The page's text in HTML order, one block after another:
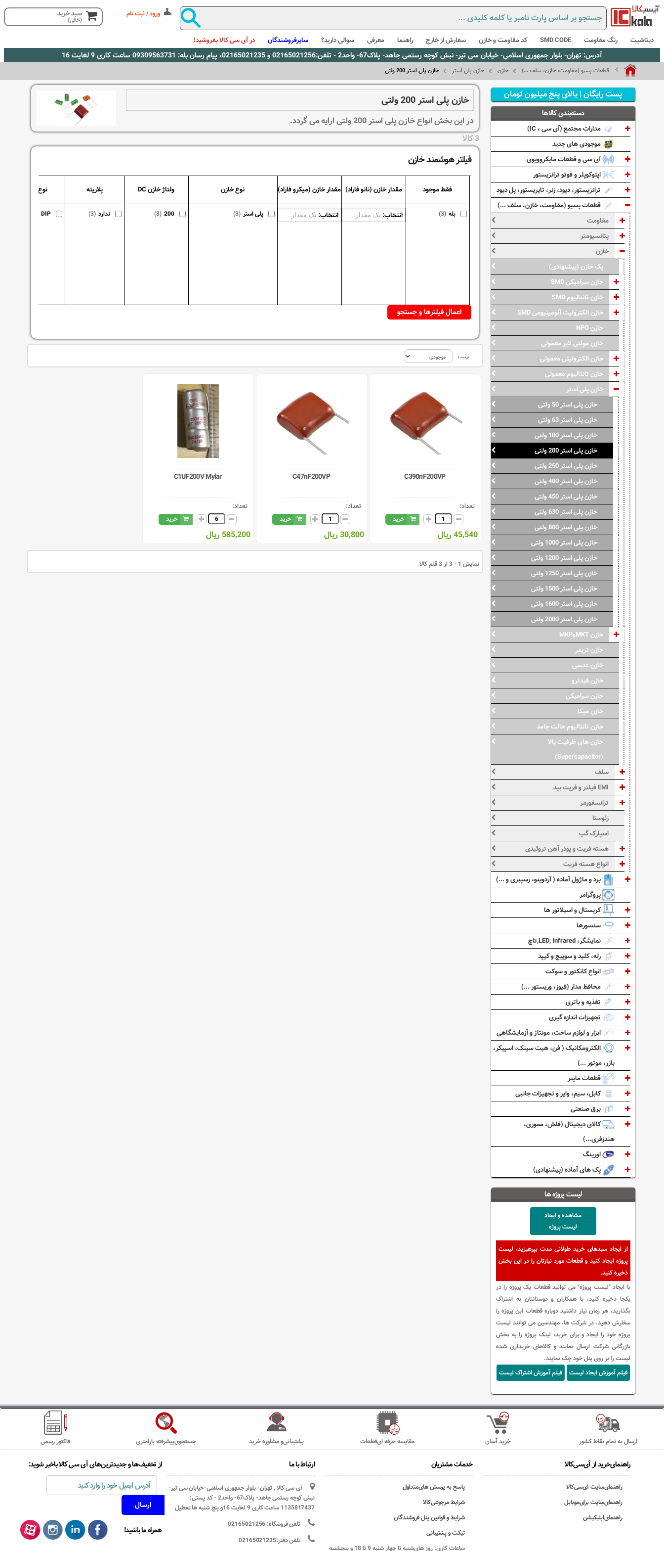
ورود / ثبت نام سبد خرید
(خالی)
دیتاشیت رنگ مقاومت SMD CODE کد مقاومت و خازن سفارش از خارج راهنما معرفی سوالی دارید؟ سایرفروشندگان در آی سی کالا بفروشید!
آدرس: تهران- بلوار جمهوری اسلامی- خیابان سی تیر- نبش کوچه رستمی جاهد- پلاک67- واحد2 - تلفن:02165021256 و 02165021235، پیام رسان بله: 09309563731 ساعت کاری 9 لغایت 16
قطعات پسیو (مقاومت، خازن، سلف ...) خازن خازن پلی استر خازن پلی استر 200 ولتی
خازن پلی استر 200 ولتی
در این بخش انواع خازن پلی استر 200 ولتی ارایه می گردد.
3 کالا
فیلتر هوشمند خازن
فقط موجود
بله (3)
مقدار خازن (نانو فاراد)
انتخاب:
مقدار خازن (میکرو فاراد)
انتخاب:
نوع خازن
پلی استر (3)
ولتاژ خازن DC
200
(3)
پلاریته
ندارد (3)
نوع نصب
DIP
ترتیب
C390nF200VP
تعداد:
خرید
45,540 ریال
C47nF200VP
تعداد:
خرید
30,800 ریال
C1UF200V Mylar
تعداد:
خرید
585,200 ریال
نمایش 1 - 3 از 3 قلم کالا
پست رایگان | بالای پنج میلیون تومان
دسته‌بندی کالاها
مدارات مجتمع (آی سی ، IC)
موجودی های جدید
آی سی و قطعات مایکروویوی
اپتوکوپلر و فوتو ترانزیستور
ترانزیستور، دیود، زنر، تایریستور، پل دیود
قطعات پسیو (مقاومت، خازن، سلف ...)
مقاومت
پتانسیومتر
خازن
پک خازن (پیشنهادی)
خازن سرامیکی SMD
خازن تانتالیوم SMD
خازن الکترولیت آلومینیومی SMD
خازن NPO
خازن مولتی لایر معمولی
خازن الکترولیتی معمولی
خازن تانتالیوم معمولی
خازن پلی استر
خازن پلی استر 50 ولتی
خازن پلی استر 63 ولتی
خازن پلی استر 100 ولتی
خازن پلی استر 200 ولتی
خازن پلی استر 250 ولتی
خازن پلی استر 400 ولتی
خازن پلی استر 450 ولتی
خازن پلی استر 630 ولتی
خازن پلی استر 800 ولتی
خازن پلی استر 1000 ولتی
خازن پلی استر 1200 ولتی
خازن پلی استر 1250 ولتی
خازن پلی استر 1500 ولتی
خازن پلی استر 1600 ولتی
خازن پلی استر 2000 ولتی
خازن MKTوMKP
خازن تریمر
خازن عدسی
خازن فیدترو
خازن سرامیکی
خازن میکا
خازن تانتالیوم حالت جامد
خازن های ظرفیت بالا
(Supercapacitor)
سلف
EMI فیلتر و فریت بید
ترانسفورمر
رئوستا
اسپارک گپ
هسته فریت و پودر آهن تروئیدی
انواع هسته فریت
برد و ماژول آماده ( آردوینو، رسپبری و ...)
پروگرامر
کریستال و اسیلاتور ها
سنسورها
نمایشگر، LED, Infrared,تاچ
رله، کلید و سوییچ و کیپد
انواع کانکتور و سوکت
محافظ مدار (فیوز، وریستور ...)
تغذیه و باتری
تجهیزات اندازه گیری
ابزار و لوازم ساخت، مونتاژ و آزمایشگاهی
الکترومکانیک ( فن، هیت سینک، اسپیکر،
بازر، موتور ...)
قطعات ماینر
کابل، سیم، وایر و تجهیزات جانبی
برق صنعتی
کالای دیجیتال (فلش، مموری،
هندزفری...)
اورینگ
پک های آماده (پیشنهادی)
لیست پروژه ها
مشاهده و ایجاد
لیست پروژه
از ایجاد سبدهای خرید طولانی مدت بپرهیزید، لیست
پروژه ایجاد کنید و قطعات مورد نیازتان را در این بخش
ذخیره کنید.
با ایجاد "لیست پروژه" می توانید قطعات یک پروژه را در
یکجا ذخیره کنید، با همکاران و دوستانتان به اشتراک
بگذارید، هر زمان نیاز داشتید دوباره قطعات این پروژه را
سفارش دهید. در شرکت ها، مهندسین می توانند لیست
پروژه خود را ایجاد و برای خرید، لینک پروژه را به بخش
بازرگانی شرکت ارسال نمایند و کالاهای خریداری شده
لیست را بر روی پنل خود چک نمایند.
فیلم آموزش ایجاد لیست
فیلم آموزش اشتراک لیست
فاکتور رسمی جستجوی‌پیشرفته پارامتری پشتیبانی‌و مشاوره خرید مقایسه حرفه ای‌قطعات خرید آسان ارسال به تمام نقاط کشور
راهنمای‌خرید از آی‌سی‌کالا
راهنمای‌سایت آی‌سی‌کالا
راهنمای‌سایت برای‌موبایل
راهنمای‌اپلیکیشن
خدمات مشتریان
پاسخ به پرسش های‌متداول
شرایط مرجوعی‌کالا
شرایط و قوانین پنل فروشندگان
تیکت و پشتیبانی
ساعات کاری: روز های‌شنبه تا چهار شنبه 9 تا 18 و پنجشنبه
ارتباط با ما
آی سی کالا , تهران- بلوار جمهوری اسلامی-خیابان سی تیر-
نبش کوچه رستمی جاهد- پلاک67- واحد2 - کد پستی:
1135817437 ساعت کاری 9 لغایت 16و پنج شنبه ها تعطیل
تلفن فروشگاه: 02165021256
تلفن دفتر:02165021235
از تخفیف‌ها و جدیدترین‌های آی سی کالا باخبر شوید:
همراه ما باشید!